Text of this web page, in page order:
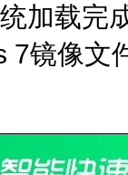
加载完
7镜像文